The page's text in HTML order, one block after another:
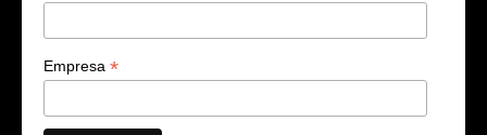
Empresa *